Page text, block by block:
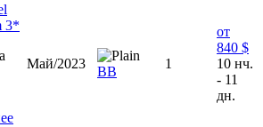
3*
Май/2023
ВВ
1
от
840 $
10 нч.
- 11
дн.